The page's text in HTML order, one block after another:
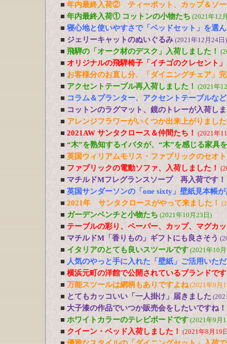
■ 年内最終入荷② ティーポット、カップ＆ソー
■ 年内最終入荷① コットンの小物たち (2021年12
■ 寝心地と使いやすさで「ベッドセット」を選
■ ジェリーキャットのぬいぐるみ (2021年12月24日)
■ 飛騨の「オーク材のデスク」入荷しました！
■ オリジナルの飛騨椅子「イチゴのクレセント
■ お客様分のお直し分、「ダイニングチェア」
■ アクセントテーブル再入荷しました！ (2021年
■ コラム＆プランター、アクセントテーブルな
■ コットンのラグマット、鏡のトレーが入荷し
■ アレンジフラワーがいくつか出来上がりまし
■ 2021AW サンタクロース＆仲間たち！ (2021年
■ “木”を熟知するイバタが、“木”を感じる家具
■ 英国ウィリアムモリス・ファブリックのセオ
■ ファブリックの電動ソファ、入荷しました！
■ マチルドMフレグランスソープ 再入荷です！
■ 英国サンダーソンの「one sixty」壁紙見本帳
■ 2021年 サンタクロースがやって来ました！
■ ガーデンベンチと小物たち (2021年10月23日)
■ テーブルの彩り、ペーパー、カップ、マグカ
■ マチルドM「香りもの」ギフトにも良さそう
■ イタリアのとても良いスツールです (2021年10
■ 人気のやっと手に入れた「壁紙」ご活用いた
■ 横浜元町の洋館で公開されているブランドで
■ 万能スツールは網柄もありですよね(2021年9月
■ とてもカッコいい「一人掛け」届きました
■ 大子漆の作品でいつか販売会をしたいですね！
■ ホワイトカラーのテレビボードです (2021年9月
■ クイーン・ベッド入荷しました！ (2021年8月19